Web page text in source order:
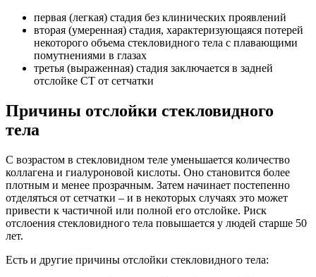
первая (легкая) стадия без клинических проявлений
вторая (умеренная) стадия, характеризующаяся потерей
некоторого объема стекловидного тела с плавающими
помутнениями в глазах
третья (выраженная) стадия заключается в задней
отслойке СТ от сетчатки
Причины отслойки стекловидного
тела
С возрастом в стекловидном теле уменьшается количество
коллагена и гиалуроновой кислоты. Оно становится более
плотным и менее прозрачным. Затем начинает постепенно
отделяться от сетчатки – и в некоторых случаях это может
привести к частичной или полной его отслойке. Риск
отслоения стекловидного тела повышается у людей старше 50
лет.
Есть и другие причины отслойки стекловидного тела: